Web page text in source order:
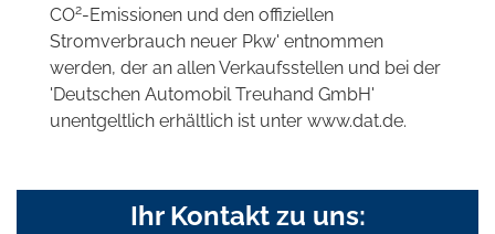
CO2-Emissionen und den offiziellen
Stromverbrauch neuer Pkw' entnommen
werden, der an allen Verkaufsstellen und bei der
'Deutschen Automobil Treuhand GmbH'
unentgeltlich erhältlich ist unter www.dat.de.
Ihr Kontakt zu uns: